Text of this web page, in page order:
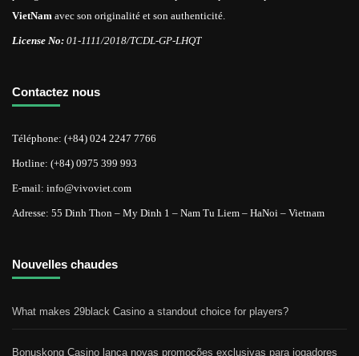
VietNam avec son originalité et son authenticité.
License No: 01-1111/2018/TCDL-GP-LHQT
Contactez nous
Téléphone: (+84) 024 2247 7766
Hotline: (+84) 0975 399 993
E-mail: info@vivoviet.com
Adresse: 55 Dinh Thon – My Dinh 1 – Nam Tu Liem – HaNoi – Vietnam
Nouvelles chaudes
What makes 29black Casino a standout choice for players?
Bonuskong Casino lança novas promoções exclusivas para jogadores